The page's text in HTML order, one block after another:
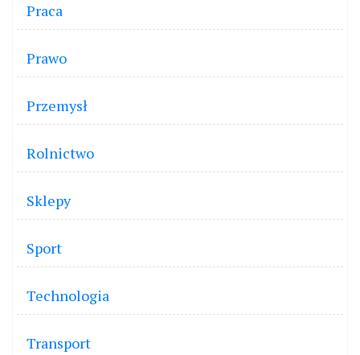
Praca
Prawo
Przemysł
Rolnictwo
Sklepy
Sport
Technologia
Transport